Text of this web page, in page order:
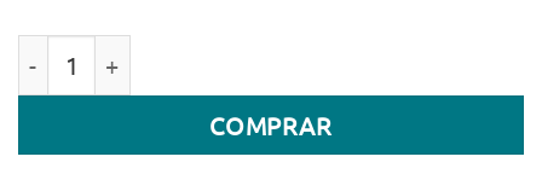
COMPRAR